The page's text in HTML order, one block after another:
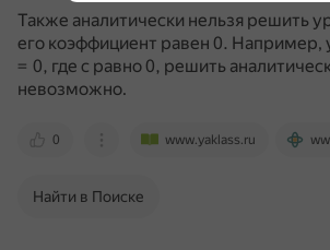
Также аналитически нельзя решить
его коэффициент равен 0. Например,
= 0, где c равно 0, решить
невозможно.
0 www.yaklass.ru
Найти в Поиске